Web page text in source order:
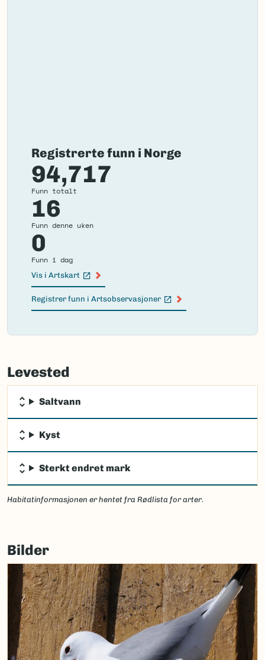
Registrerte funn i Norge
94,717
Funn totalt
16
Funn denne uken
0
Funn i dag
Vis i Artskart
(Ekstern lenke)
Registrer funn i Artsobservasjoner
(Ekstern lenke)
Failed
load
Levested
Saltvann
Kyst
Sterkt endret mark
Habitatinformasjonen er hentet fra Rødlista for arter.
Bilder